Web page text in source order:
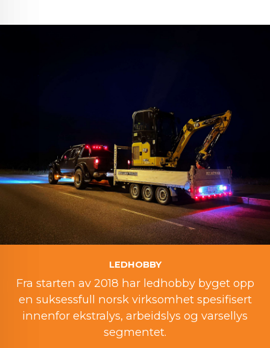
LEDHOBBY
Fra starten av 2018 har ledhobby byget opp
en suksessfull norsk virksomhet spesifisert
innenfor ekstralys, arbeidslys og varsellys
segmentet.